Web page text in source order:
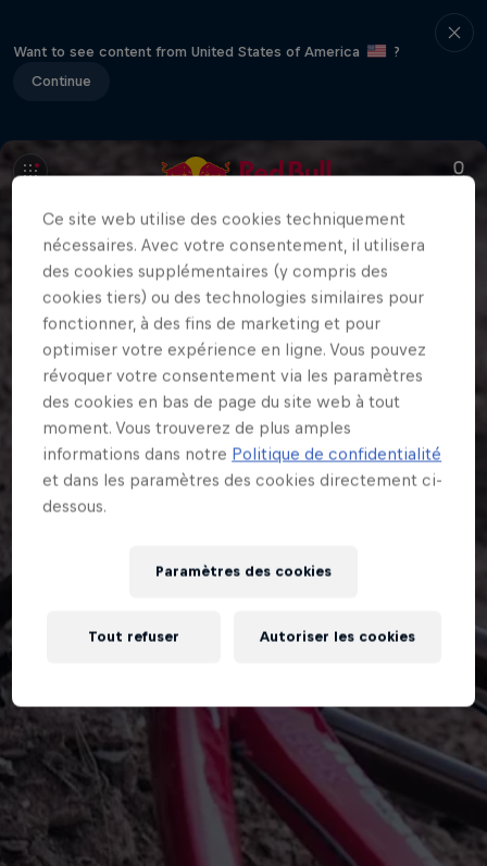
Want to see content from United States of America
?
Continue
Ce site web utilise des cookies techniquement
nécessaires. Avec votre consentement, il utilisera
des cookies supplémentaires (y compris des
cookies tiers) ou des technologies similaires pour
fonctionner, à des fins de marketing et pour
optimiser votre expérience en ligne. Vous pouvez
révoquer votre consentement via les paramètres
des cookies en bas de page du site web à tout
moment. Vous trouverez de plus amples
informations dans notre Politique de confidentialité
et dans les paramètres des cookies directement ci-
dessous.
Paramètres des cookies
Tout refuser Autoriser les cookies